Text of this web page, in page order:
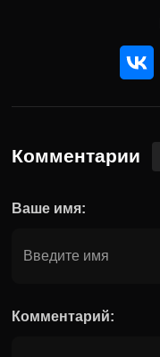
Комментарии
Ваше имя:
Комментарий: